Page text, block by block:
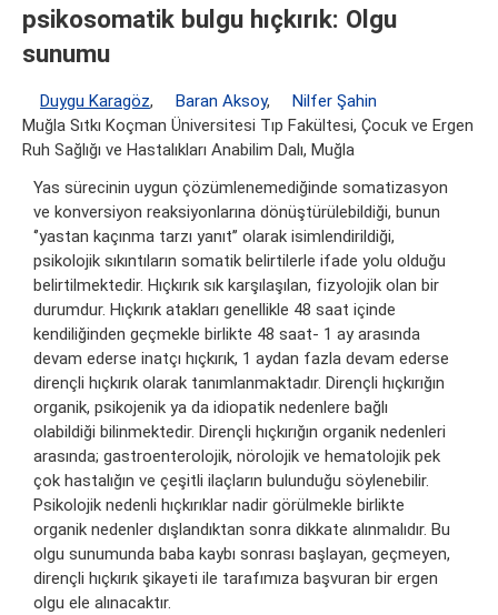
psikosomatik bulgu hıçkırık: Olgu
sunumu
Duygu Karagöz, Baran Aksoy,
Nilfer Şahin
Muğla Sıtkı Koçman Üniversitesi Tıp Fakültesi, Çocuk ve Ergen
Ruh Sağlığı ve Hastalıkları Anabilim Dalı, Muğla
Yas sürecinin uygun çözümlenemediğinde somatizasyon
ve konversiyon reaksiyonlarına dönüştürülebildiği, bunun
‘’yastan kaçınma tarzı yanıt’’ olarak isimlendirildiği,
psikolojik sıkıntıların somatik belirtilerle ifade yolu olduğu
belirtilmektedir. Hıçkırık sık karşılaşılan, fizyolojik olan bir
durumdur. Hıçkırık atakları genellikle 48 saat içinde
kendiliğinden geçmekle birlikte 48 saat- 1 ay arasında
devam ederse inatçı hıçkırık, 1 aydan fazla devam ederse
dirençli hıçkırık olarak tanımlanmaktadır. Dirençli hıçkırığın
organik, psikojenik ya da idiopatik nedenlere bağlı
olabildiği bilinmektedir. Dirençli hıçkırığın organik nedenleri
arasında; gastroenterolojik, nörolojik ve hematolojik pek
çok hastalığın ve çeşitli ilaçların bulunduğu söylenebilir.
Psikolojik nedenli hıçkırıklar nadir görülmekle birlikte
organik nedenler dışlandıktan sonra dikkate alınmalıdır. Bu
olgu sunumunda baba kaybı sonrası başlayan, geçmeyen,
dirençli hıçkırık şikayeti ile tarafımıza başvuran bir ergen
olgu ele alınacaktır.